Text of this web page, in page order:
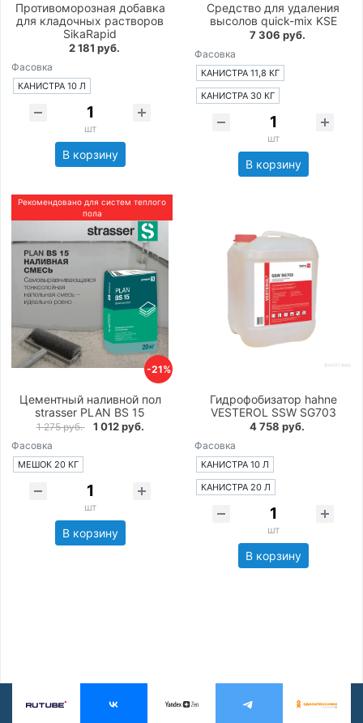
Противоморозная добавка
для кладочных растворов
SikaRapid
2 181 руб.
Фасовка
КАНИСТРА 10 Л
шт
В корзину
Средство для удаления
высолов quick-mix KSE
7 306 руб.
Фасовка
КАНИСТРА 11,8 КГ
КАНИСТРА 30 КГ
шт
В корзину
-21%
Рекомендовано для систем теплого
пола
Цементный наливной пол
strasser PLAN BS 15
1 275 руб. 1 012 руб.
Фасовка
МЕШОК 20 КГ
шт
В корзину
Гидрофобизатор hahne
VESTEROL SSW SG703
4 758 руб.
Фасовка
КАНИСТРА 10 Л
КАНИСТРА 20 Л
шт
В корзину